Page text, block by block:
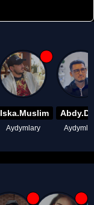
Iska.Muslim
Aydymlary